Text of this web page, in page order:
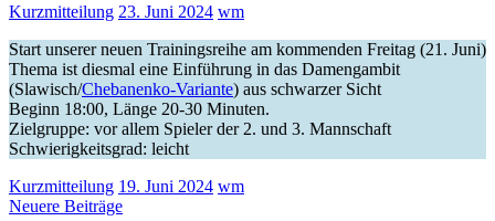
Kurzmitteilung 23. Juni 2024 wm
Start unserer neuen Trainingsreihe am kommenden Freitag (21. Juni)
Thema ist diesmal eine Einführung in das Damengambit
(Slawisch/Chebanenko-Variante) aus schwarzer Sicht
Beginn 18:00, Länge 20-30 Minuten.
Zielgruppe: vor allem Spieler der 2. und 3. Mannschaft
Schwierigkeitsgrad: leicht
Kurzmitteilung 19. Juni 2024 wm
Beitragsnavigation
Neuere Beiträge